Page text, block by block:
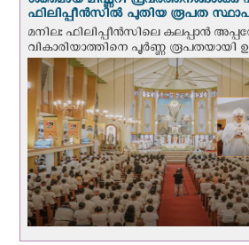
ഫിലിപ്പീൻസിൽ പുതിയ രൂപത
മനില: ഫിലിപ്പീൻസിലെ കലപ്പാൻ
വികാരിയാത്തിനെ പൂർണ്ണ രൂപതയായി